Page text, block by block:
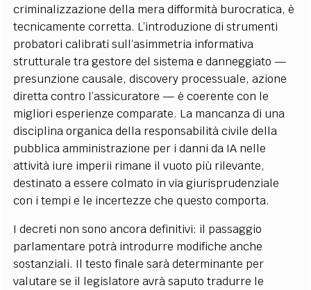
criminalizzazione della mera difformità burocratica, è
tecnicamente corretta. L’introduzione di strumenti
probatori calibrati sull’asimmetria informativa
strutturale tra gestore del sistema e danneggiato —
presunzione causale, discovery processuale, azione
diretta contro l’assicuratore — è coerente con le
migliori esperienze comparate. La mancanza di una
disciplina organica della responsabilità civile della
pubblica amministrazione per i danni da IA nelle
attività iure imperii rimane il vuoto più rilevante,
destinato a essere colmato in via giurisprudenziale
con i tempi e le incertezze che questo comporta.
I decreti non sono ancora definitivi: il passaggio
parlamentare potrà introdurre modifiche anche
sostanziali. Il testo finale sarà determinante per
valutare se il legislatore avrà saputo tradurre le